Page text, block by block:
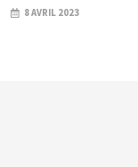
8 AVRIL 2023